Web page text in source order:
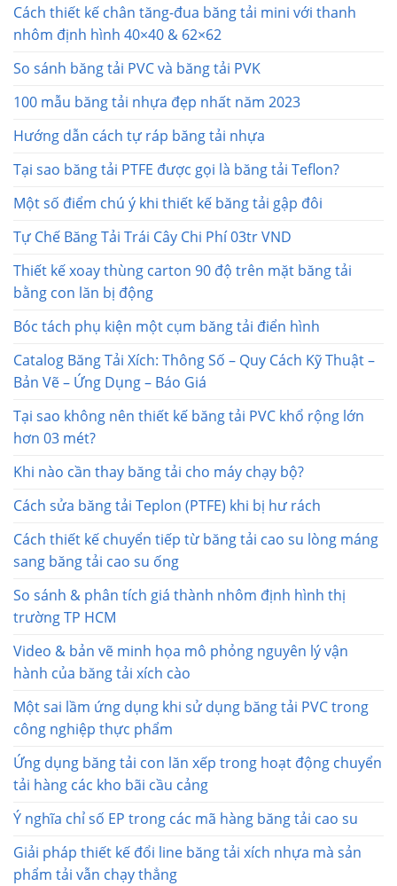
Cách thiết kế chân tăng-đua băng tải mini với thanh
nhôm định hình 40×40 & 62×62
So sánh băng tải PVC và băng tải PVK
100 mẫu băng tải nhựa đẹp nhất năm 2023
Hướng dẫn cách tự ráp băng tải nhựa
Tại sao băng tải PTFE được gọi là băng tải Teflon?
Một số điểm chú ý khi thiết kế băng tải gập đôi
Tự Chế Băng Tải Trái Cây Chi Phí 03tr VND
Thiết kế xoay thùng carton 90 độ trên mặt băng tải
bằng con lăn bị động
Bóc tách phụ kiện một cụm băng tải điển hình
Catalog Băng Tải Xích: Thông Số – Quy Cách Kỹ Thuật –
Bản Vẽ – Ứng Dụng – Báo Giá
Tại sao không nên thiết kế băng tải PVC khổ rộng lớn
hơn 03 mét?
Khi nào cần thay băng tải cho máy chạy bộ?
Cách sửa băng tải Teplon (PTFE) khi bị hư rách
Cách thiết kế chuyển tiếp từ băng tải cao su lòng máng
sang băng tải cao su ống
So sánh & phân tích giá thành nhôm định hình thị
trường TP HCM
Video & bản vẽ minh họa mô phỏng nguyên lý vận
hành của băng tải xích cào
Một sai lầm ứng dụng khi sử dụng băng tải PVC trong
công nghiệp thực phẩm
Ứng dụng băng tải con lăn xếp trong hoạt động chuyển
tải hàng các kho bãi cầu cảng
Ý nghĩa chỉ số EP trong các mã hàng băng tải cao su
Giải pháp thiết kế đổi line băng tải xích nhựa mà sản
phẩm tải vẫn chạy thẳng